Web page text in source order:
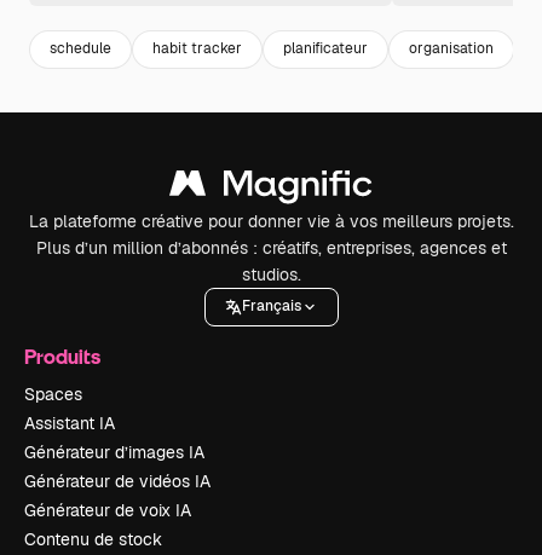
schedule habit tracker planificateur organisation
La plateforme créative pour donner vie à vos meilleurs projets.
Plus d’un million d’abonnés : créatifs, entreprises, agences et
studios.
Français
Produits
Spaces
Assistant IA
Générateur d’images IA
Générateur de vidéos IA
Générateur de voix IA
Contenu de stock